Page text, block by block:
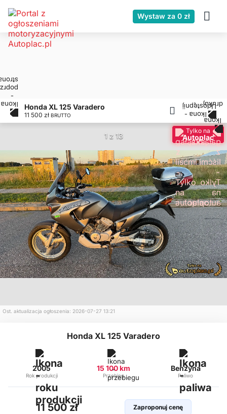
Wystaw za 0 zł
Honda XL 125 Varadero
11 500 zł BRUTTO
1 z 13
Tylko na
Autoplac
Ost. aktualizacja ogłoszenia: 2026-07-27 13:21
Honda XL 125 Varadero
2005
Rok produkcji
15 100 km
Przebieg
Benzyna
Paliwo
11 500 zł Zaproponuj cenę